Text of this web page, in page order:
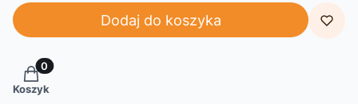
Dodaj do koszyka
Produkty w koszyku: 0. Zobacz szczegóły
Koszyk